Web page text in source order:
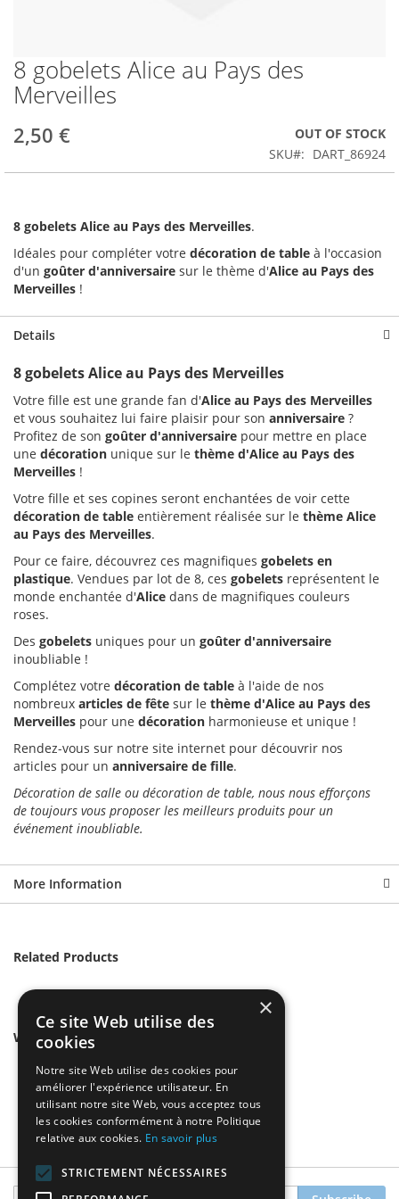
Skip
to
the
of
images
8 gobelets Alice au Pays des
Merveilles
2,50 €
OUT OF STOCK
SKU
DART_86924
8 gobelets Alice au Pays des Merveilles.
Idéales pour compléter votre décoration de table à l'occasion
d'un goûter d'anniversaire sur le thème d'Alice au Pays des
Merveilles !
Details
8 gobelets Alice au Pays des Merveilles
Votre fille est une grande fan d'Alice au Pays des Merveilles
et vous souhaitez lui faire plaisir pour son anniversaire ?
Profitez de son goûter d'anniversaire pour mettre en place
une décoration unique sur le thème d'Alice au Pays des
Merveilles !
Votre fille et ses copines seront enchantées de voir cette
décoration de table entièrement réalisée sur le thème Alice
au Pays des Merveilles.
Pour ce faire, découvrez ces magnifiques gobelets en
plastique. Vendues par lot de 8, ces gobelets représentent le
monde enchantée d'Alice dans de magnifiques couleurs
roses.
Des gobelets uniques pour un goûter d'anniversaire
inoubliable !
Complétez votre décoration de table à l'aide de nos
nombreux articles de fête sur le thème d'Alice au Pays des
Merveilles pour une décoration harmonieuse et unique !
Rendez-vous sur notre site internet pour découvrir nos
articles pour un anniversaire de fille.
Décoration de salle ou décoration de table, nous nous efforçons
de toujours vous proposer les meilleurs produits pour un
événement inoubliable.
More Information
Related Products
We found other products you might like!
Sign
×
Ce site Web utilise des
cookies
Notre site Web utilise des cookies pour
améliorer l'expérience utilisateur. En
utilisant notre site Web, vous acceptez tous
les cookies conformément à notre Politique
relative aux cookies. En savoir plus
STRICTEMENT NÉCESSAIRES